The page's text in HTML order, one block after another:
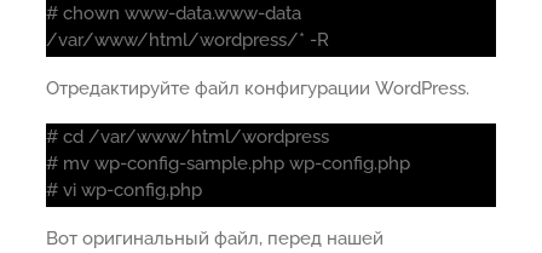
# chown www-data.www-data
/var/www/html/wordpress/* -R
Отредактируйте файл конфигурации WordPress.
# cd /var/www/html/wordpress
# mv wp-config-sample.php wp-config.php
# vi wp-config.php
Вот оригинальный файл, перед нашей